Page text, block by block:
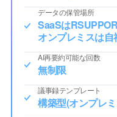
データの保管場所
SaaSは
オンプレミスは
AI再要約可能な回数
無制限
議事録テンプレート
構築型(オンプレ